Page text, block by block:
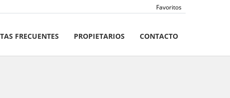
Favoritos
FRECUENTES PROPIETARIOS CONTACTO